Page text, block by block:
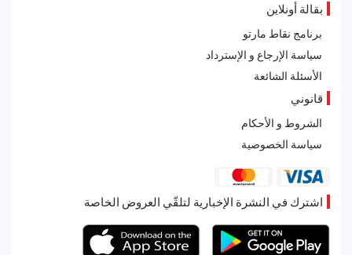
بقالة أونلاين
برنامج نقاط مارتو
سياسة الإرجاع و الإسترداد
الأسئلة الشائعة
قانوني
الشروط و الأحكام
سياسة الخصوصية
اشترك في النشرة الإخبارية لتلقّي العروض الخاصة